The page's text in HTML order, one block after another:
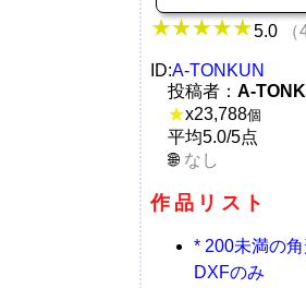
5.0
ID:A-TONKUN
投稿者： A-
★x23,788個
平均5.0/5点
なし
作品リスト
* 200未満の
DXFのみ